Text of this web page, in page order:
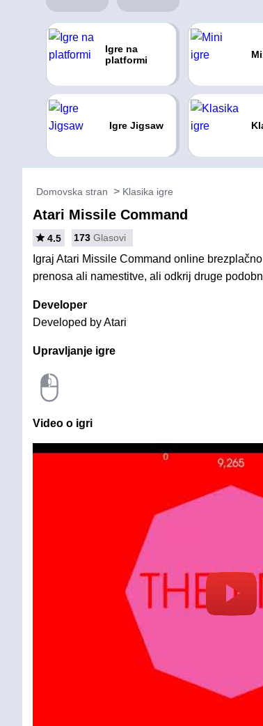
Igre na
platformi
Igre Jigsaw
Domovska stran Klasika igre
Atari Missile Command
4.5 173 Glasovi
Igraj Atari Missile Command online
prenosa ali namestitve, ali odkrij druge
Developer
Developed by Atari
Upravljanje igre
Video o igri